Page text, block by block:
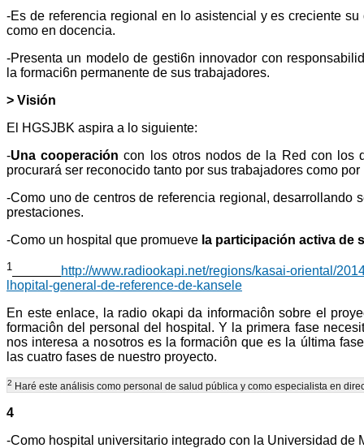
-Es de referencia regional en lo asistencial y es creciente
como en docencia.
-Presenta un modelo de gesti6n innovador con
la formaci6n permanente de sus trabajadores.
> Visión
El HGSJBK aspira a lo siguiente:
-Una cooperacióncon los otros nodos de la Red con los
procurará ser reconocido tanto por sus trabajadores como
-Como uno de centros de referencia regional, desarrollando
prestaciones.
-Como un hospital que promueve la participación activa de
1
http://www.radiookapi.net/regions/kasai-oriental/
lhopital-general-de-reference-de-kansele
En este enlace, la radio okapi da informaciôn sobre el
formaciôn del personal del hospital. Y la primera fase
nos interesa a nosotros es la formaciôn que es la última
las cuatro fases de nuestro proyecto.
2 Haré este análisis como personal de salud pública y como especialista en
4
-Como hospital universitario integrado con la Universidad de